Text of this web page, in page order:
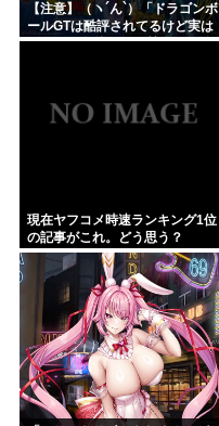
【注意】（ヽ´ん`）「ドラゴンボ
ールGTは酷評されてるけど実は
面白い」嫌儲民の悪質なデマに
現在ヤフコメ時速ランキング1位
の記事がこれ。どう思う？